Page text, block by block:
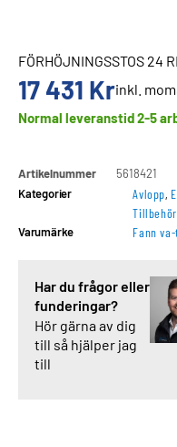
FÖRHÖJNINGSSTOS 24
17 431 Krinkl.
Normal leveranstid 2-5
Artikelnummer
5618421
Kategorier
Avlopp,
Varumärke Fann
Har du frågor eller
funderingar?
Hör gärna av dig
till så hjälper jag
till